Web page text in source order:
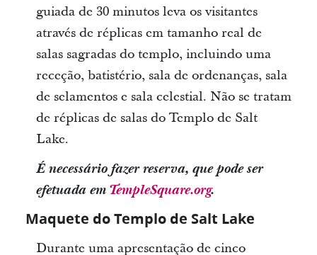
guiada de 30 minutos leva os visitantes
através de réplicas em tamanho real de
salas sagradas do templo, incluindo uma
receção, batistério, sala de ordenanças, sala
de selamentos e sala celestial. Não se tratam
de réplicas de salas do Templo de Salt
Lake.
É necessário fazer reserva, que pode ser
efetuada em TempleSquare.org.
Maquete do Templo de Salt Lake
Durante uma apresentação de cinco